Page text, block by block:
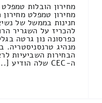
מחירון הובלות טמפלט
מחירון טמפלט מחירון
חנינות בממשל של
להכריז על השגריר
כפרסונה נון גרטה
מנהיג טרנסניסטריה.
הבחירות השביעיות
ה-CEC שלה הודיע [...]